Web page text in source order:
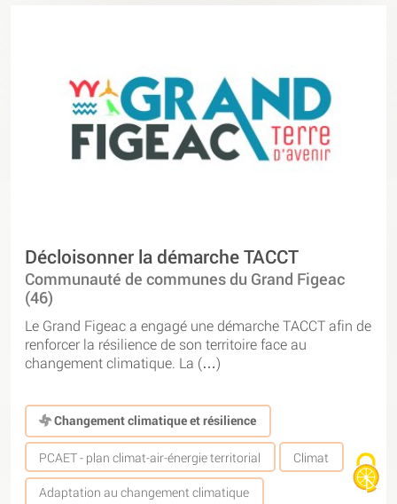
Décloisonner la démarche TACCT
Communauté de communes du Grand Figeac
(46)
Le Grand Figeac a engagé une démarche TACCT afin de
renforcer la résilience de son territoire face au
changement climatique. La (…)
Changement climatique et résilience
PCAET - plan climat-air-énergie territorial Climat
Adaptation au changement climatique